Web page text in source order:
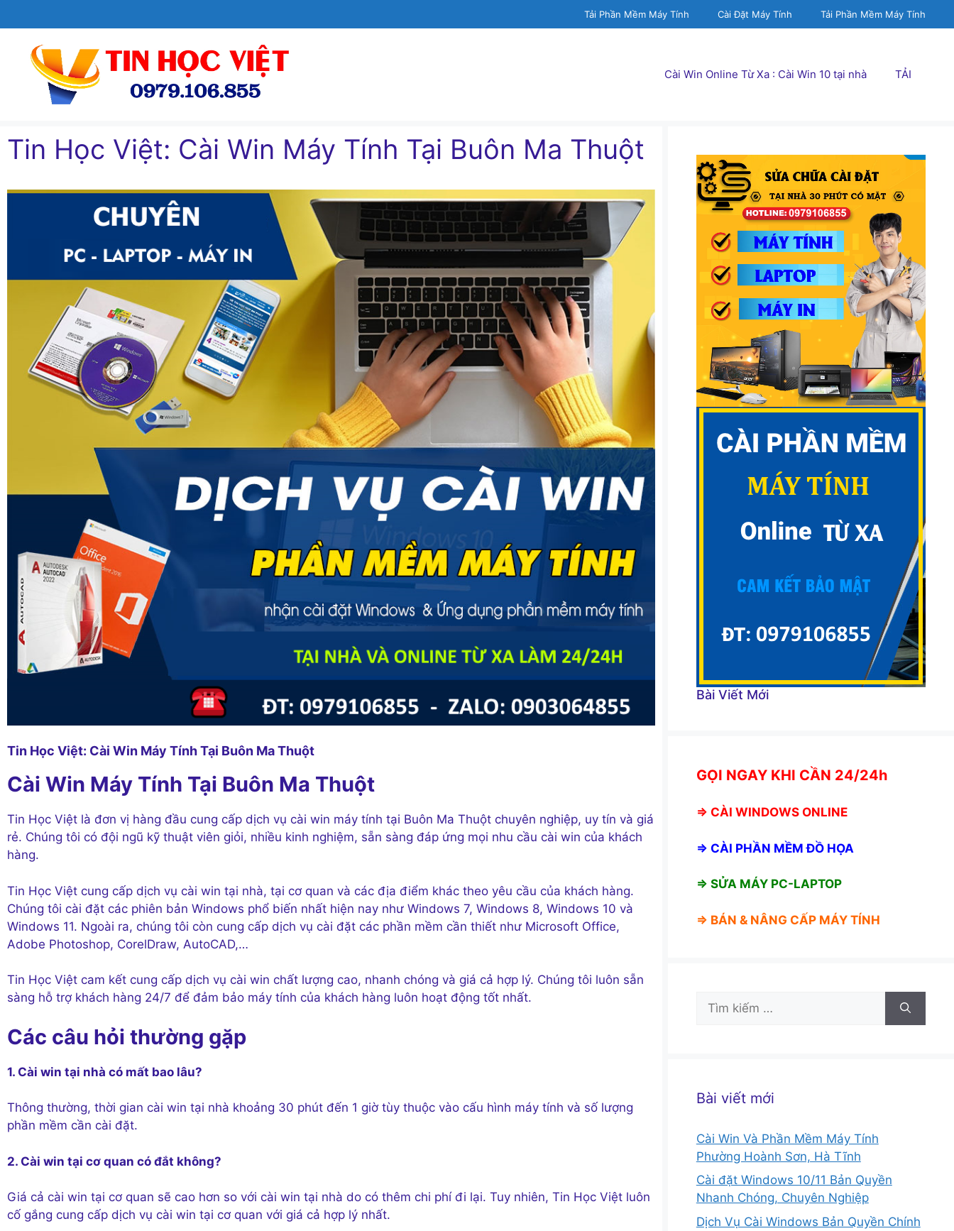
đến
Tải Phần Mềm Máy Tính Cài Đặt Máy Tính Tải Phần Mềm Máy Tính
Cài Win Online Từ Xa : Cài Win 10 tại nhà TẢI
Tin Học Việt: Cài Win Máy Tính Tại Buôn Ma Thuột
Tin Học Việt: Cài Win Máy Tính Tại Buôn Ma Thuột
Cài Win Máy Tính Tại Buôn Ma Thuột
Tin Học Việt là đơn vị hàng đầu cung cấp dịch vụ cài win máy tính tại Buôn Ma Thuột chuyên nghiệp, uy tín và giá
rẻ. Chúng tôi có đội ngũ kỹ thuật viên giỏi, nhiều kinh nghiệm, sẵn sàng đáp ứng mọi nhu cầu cài win của khách
hàng.
Tin Học Việt cung cấp dịch vụ cài win tại nhà, tại cơ quan và các địa điểm khác theo yêu cầu của khách hàng.
Chúng tôi cài đặt các phiên bản Windows phổ biến nhất hiện nay như Windows 7, Windows 8, Windows 10 và
Windows 11. Ngoài ra, chúng tôi còn cung cấp dịch vụ cài đặt các phần mềm cần thiết như Microsoft Office,
Adobe Photoshop, CorelDraw, AutoCAD,…
Tin Học Việt cam kết cung cấp dịch vụ cài win chất lượng cao, nhanh chóng và giá cả hợp lý. Chúng tôi luôn sẵn
sàng hỗ trợ khách hàng 24/7 để đảm bảo máy tính của khách hàng luôn hoạt động tốt nhất.
Các câu hỏi thường gặp
1. Cài win tại nhà có mất bao lâu?
Thông thường, thời gian cài win tại nhà khoảng 30 phút đến 1 giờ tùy thuộc vào cấu hình máy tính và số lượng
phần mềm cần cài đặt.
2. Cài win tại cơ quan có đắt không?
Giá cả cài win tại cơ quan sẽ cao hơn so với cài win tại nhà do có thêm chi phí đi lại. Tuy nhiên, Tin Học Việt luôn
cố gắng cung cấp dịch vụ cài win tại cơ quan với giá cả hợp lý nhất.
Bài Viết Mới
GỌI NGAY KHI CẦN 24/24h
⇒ CÀI WINDOWS ONLINE
⇒ CÀI PHẦN MỀM ĐỒ HỌA
⇒ SỬA MÁY PC-LAPTOP
⇒ BÁN & NÂNG CẤP MÁY TÍNH
Tìm
kiếm
Bài viết mới
Cài Win Và Phần Mềm Máy Tính
Phường Hoành Sơn, Hà Tĩnh
Cài đặt Windows 10/11 Bản Quyền
Nhanh Chóng, Chuyên Nghiệp
Dịch Vụ Cài Windows Bản Quyền Chính